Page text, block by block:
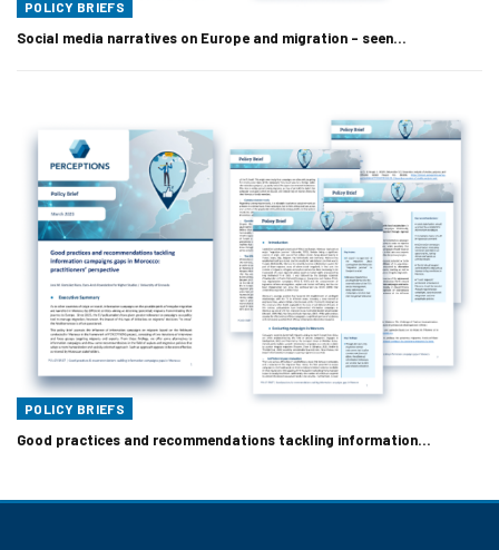
POLICY BRIEFS
Social media narratives on Europe and migration – seen…
POLICY BRIEFS
Good practices and recommendations tackling information…